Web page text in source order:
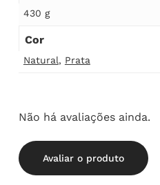
430 g
Cor
Natural, Prata
Não há avaliações ainda.
Avaliar o produto